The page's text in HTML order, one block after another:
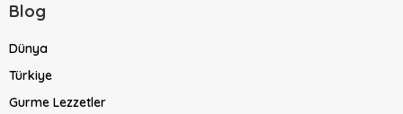
Blog
Dünya
Türkiye
Gurme Lezzetler